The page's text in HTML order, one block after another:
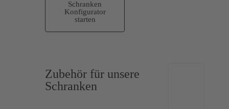
Schranken
Konfigurator
starten
Zubehör für unsere
Schranken